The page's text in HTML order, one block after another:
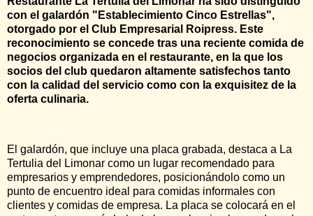
con el galardón "Establecimiento Cinco Estrellas",
otorgado por el Club Empresarial Roipress. Este
reconocimiento se concede tras una reciente comida de
negocios organizada en el restaurante, en la que los
socios del club quedaron altamente satisfechos tanto
con la calidad del servicio como con la exquisitez de la
oferta culinaria.
El galardón, que incluye una placa grabada, destaca a La
Tertulia del Limonar como un lugar recomendado para
empresarios y emprendedores, posicionándolo como un
punto de encuentro ideal para comidas informales con
clientes y comidas de empresa. La placa se colocará en el